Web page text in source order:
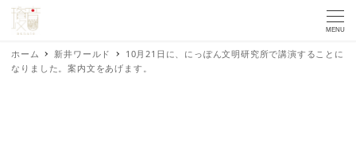
MENU
ホーム 新井ワールド
10月21日に、にっぽん文明研究所で講演することに
なりました。案内文をあげます。